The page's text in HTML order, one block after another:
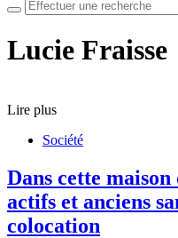
Lucie Fraisse
Lire plus
Société
Dans cette maison
actifs et anciens
colocation